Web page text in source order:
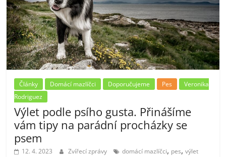
Články Domácí mazlíčci Doporučujeme Pes
Veronika
Rodriguez
Výlet podle psího gusta. Přinášíme
vám tipy na parádní procházky se
psem
12. 4. 2023 Zvířecí zprávy domácí mazlíčci, pes,výlet